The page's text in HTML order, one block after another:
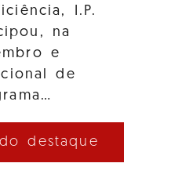
I.P.
na
e
de
destaque